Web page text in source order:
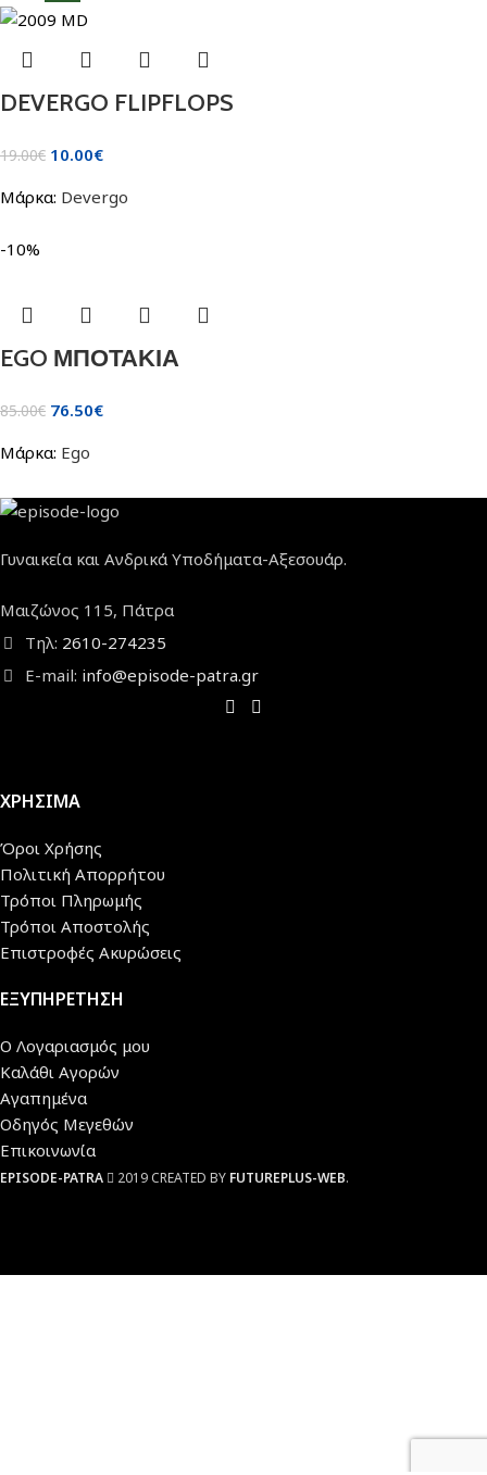
DEVERGO FLIPFLOPS
19.00€ 10.00€
Μάρκα: Devergo
-10%
EGO ΜΠΟΤΑΚΙΑ
85.00€ 76.50€
Μάρκα: Ego
Γυναικεία και Ανδρικά Υποδήματα-Αξεσουάρ.
Μαιζώνος 115, Πάτρα
Τηλ: 2610-274235
E-mail: info@episode-patra.gr
ΧΡΗΣΙΜΑ
Όροι Χρήσης
Πολιτική Απορρήτου
Τρόποι Πληρωμής
Τρόποι Αποστολής
Επιστροφές Ακυρώσεις
ΕΞΥΠΗΡΕΤΗΣΗ
Ο Λογαριασμός μου
Καλάθι Αγορών
Αγαπημένα
Οδηγός Μεγεθών
Επικοινωνία
EPISODE-PATRA 2019 CREATED BY FUTUREPLUS-WEB.